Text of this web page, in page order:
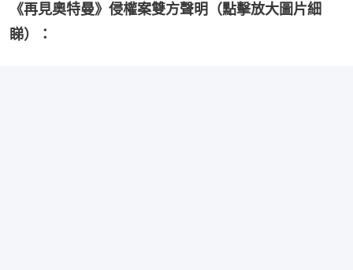
《再見奧特曼》侵權案雙方聲明（點擊放大圖片細
睇）：